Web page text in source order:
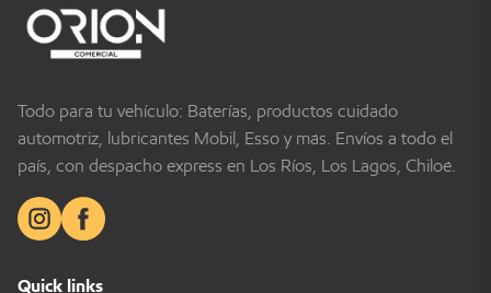
Todo para tu vehículo: Baterías, productos cuidado
automotriz, lubricantes Mobil, Esso y más. Envíos a todo el
país, con despacho express en Los Ríos, Los Lagos, Chiloé.
Quick links